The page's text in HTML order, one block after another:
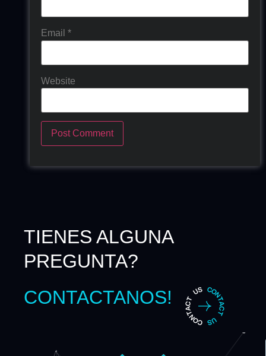
Email*
Website
TIENES ALGUNA
PREGUNTA?
CONTACTANOS!